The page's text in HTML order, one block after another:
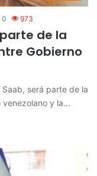
0 973
de la
Gobierno
será parte de la
venezolano y la…